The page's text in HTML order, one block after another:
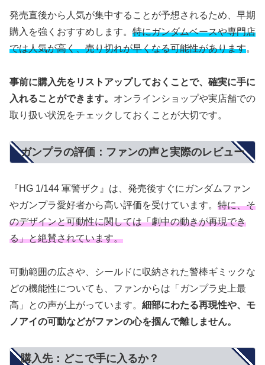
発売直後から人気が集中することが予想されるため、早期
購入を強くおすすめします。 特にガンダムベースや専門店
では人気が高く、売り切れが早くなる可能性があります。
事前に購入先をリストアップしておくことで、確実に手に
入れることができます。 オンラインショップや実店舗での
取り扱い状況をチェックしておくことが大切です。
ガンプラの評価：ファンの声と実際のレビュー
『HG 1/144 軍警ザク』は、発売後すぐにガンダムファン
やガンプラ愛好者から高い評価を受けています。 特に、そ
のデザインと可動性に関しては「劇中の動きが再現でき
る」と絶賛されています。
可動範囲の広さや、シールドに収納された警棒ギミックな
どの機能性についても、ファンからは「ガンプラ史上最
高」との声が上がっています。 細部にわたる再現性や、モ
ノアイの可動などがファンの心を掴んで離しません。
購入先：どこで手に入るか？